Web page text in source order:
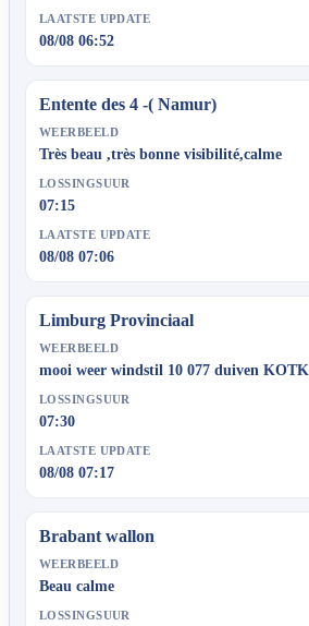
LAATSTE UPDATE
08/08 06:52
Entente des 4 -( Namur)
WEERBEELD
Très beau ,très bonne visibilité,calme
LOSSINGSUUR
07:15
LAATSTE UPDATE
08/08 07:06
Limburg Provinciaal
WEERBEELD
mooi weer windstil 10 077 duiven KOTK
LOSSINGSUUR
07:30
LAATSTE UPDATE
08/08 07:17
Brabant wallon
WEERBEELD
Beau calme
LOSSINGSUUR